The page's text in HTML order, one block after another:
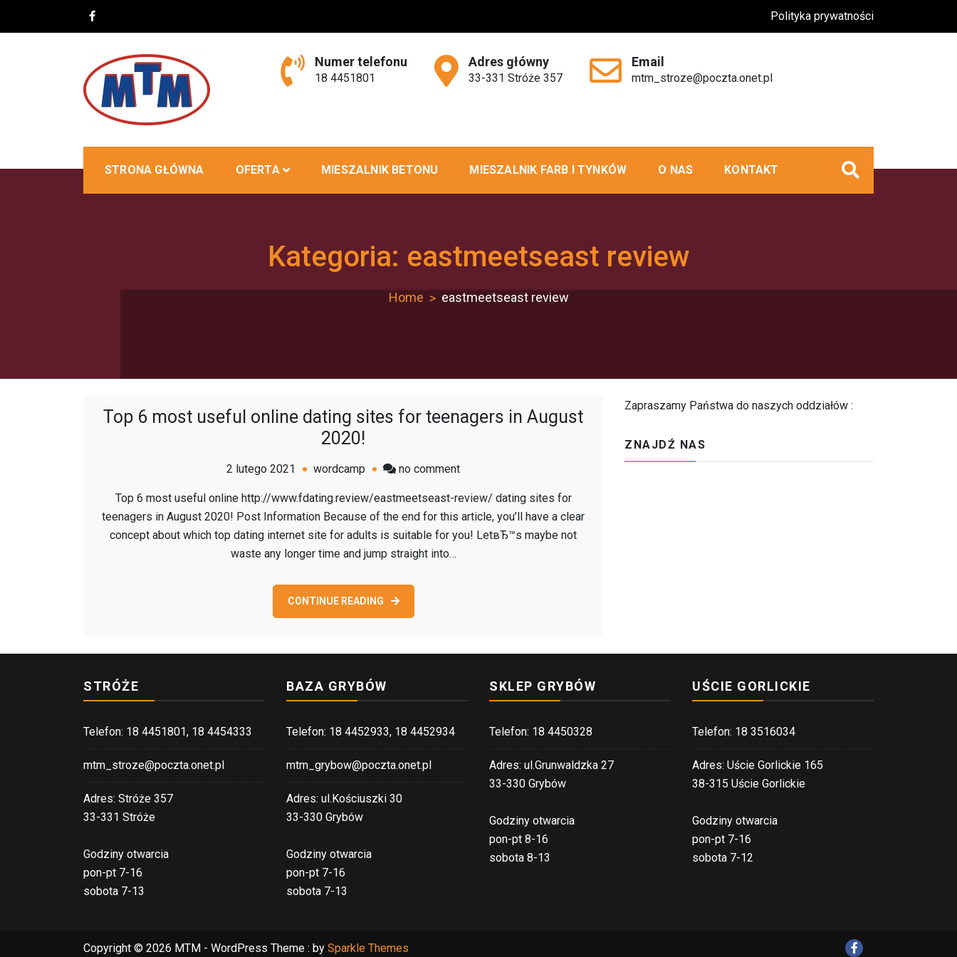
Polityka prywatności
MTM
Numer telefonu
18 4451801
Adres główny
33-331 Stróże 357
Email
mtm_stroze@poczta.onet.pl
STRONA GŁÓWNA OFERTA MIESZALNIK BETONU MIESZALNIK FARB I TYNKÓW O NAS KONTAKT
Kategoria: eastmeetseast review
Home eastmeetseast review
Top 6 most useful online dating sites for teenagers in August
2020!
2 lutego 2021 wordcamp no commenton
6
most
useful
in
Top 6 most useful online http://www.fdating.review/eastmeetseast-review/ dating sites for
teenagers in August 2020! Post Information Because of the end for this article, you’ll have a clear
concept about which top dating internet site for adults is suitable for you! LetвЂ™s maybe not
waste any longer time and jump straight into…
CONTINUE READING
Zapraszamy Państwa do naszych oddziałów :
ZNAJDŹ NAS
STRÓŻE
Telefon: 18 4451801, 18 4454333
mtm_stroze@poczta.onet.pl
Adres: Stróże 357
33-331 Stróże
Godziny otwarcia
pon-pt 7-16
sobota 7-13
BAZA GRYBÓW
Telefon: 18 4452933, 18 4452934
mtm_grybow@poczta.onet.pl
Adres: ul.Kościuszki 30
33-330 Grybów
Godziny otwarcia
pon-pt 7-16
sobota 7-13
SKLEP GRYBÓW
Telefon: 18 4450328
Adres: ul.Grunwaldzka 27
33-330 Grybów
Godziny otwarcia
pon-pt 8-16
sobota 8-13
UŚCIE GORLICKIE
Telefon: 18 3516034
Adres: Uście Gorlickie 165
38-315 Uście Gorlickie
Godziny otwarcia
pon-pt 7-16
sobota 7-12
Copyright © 2026 MTM - WordPress Theme : by Sparkle Themes